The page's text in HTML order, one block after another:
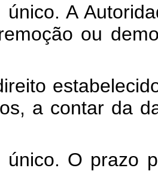
único. A
ou
a contar da
único. O prazo